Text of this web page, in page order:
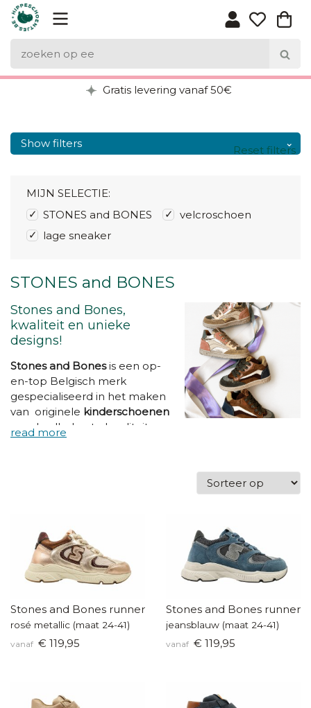
Gratis levering vanaf 50€
Show filters
STONES and BONES
Stones and Bones,
kwaliteit en unieke
designs!
Stones and Bonesis een op-
en-top Belgisch merk
gespecialiseerd in het maken
van originele kinderschoenen
van de allerbeste kwaliteit.
Hun slogan
kind vindt ze fantastisch en jij
kan ervan op aan dat de
voeten van kind de nodige
bescherming krijgen.
MIJN SELECTIE:
STONES and BONES
velcroschoen
lage sneaker
Reset filters
Stones and Bones runners
rosé metallic (maat 24-41)
vanaf € 119,95
Stones and Bones runners
jeansblauw (maat 24-41)
vanaf € 119,95